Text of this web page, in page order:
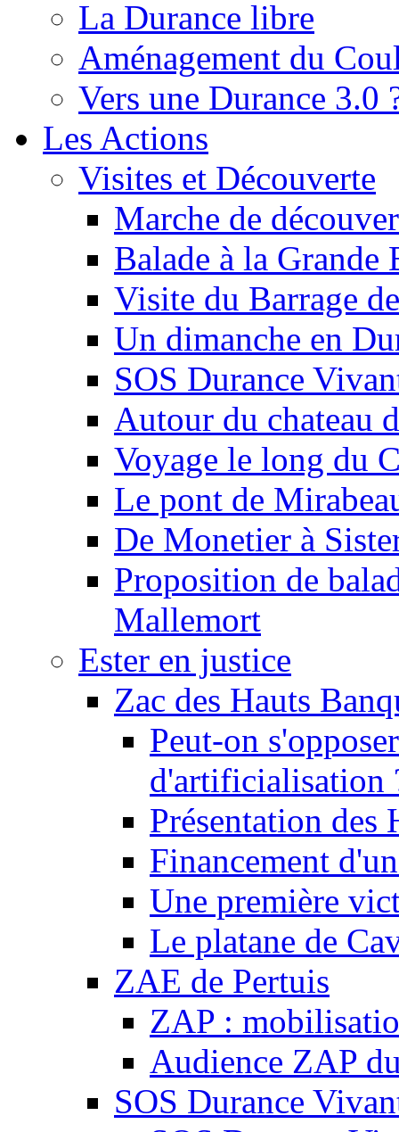
La Durance libre
Aménagement du
Vers une Durance 3.0
Les Actions
Visites et Découverte
Marche de
Balade à la Grande
Visite du Barrage
Un dimanche en
SOS Durance
Autour du chateau
Voyage le long du
Le pont de
De Monetier à
Proposition de
Mallemort
Ester en justice
Zac des Hauts
Peut-on
d'artificialisation
Présentation des
Financement
Une première
Le platane de
ZAE de Pertuis
ZAP :
Audience ZAP
SOS Durance